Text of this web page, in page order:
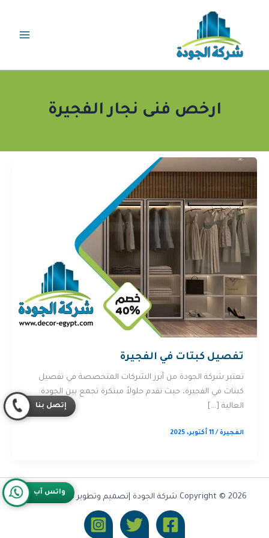
ارخص فنى نجار الفجيرة
تفصيل كبتات في الفجيرة
تعتبر شركة الجودة من أبرز الشركات المتخصصة في تفصيل
كبتات في الفجيرة، حيث تقدم حلولاً مبتكرة تجمع بين الجودة
العالية […]
الفجيرة/11 أكتوبر، 2025
Copyright © 2026 شركة الجودة |تصميم وتطوير شركة Olymoo
واتس آب
إتصل بنا